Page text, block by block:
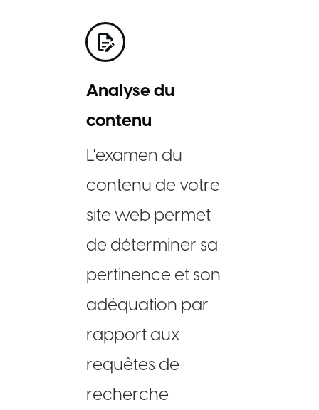
Analyse du
contenu
L'examen du
contenu de votre
site web permet
de déterminer sa
pertinence et son
adéquation par
rapport aux
requêtes de
recherche